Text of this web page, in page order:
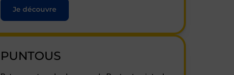
Je découvre
PUNTOUS